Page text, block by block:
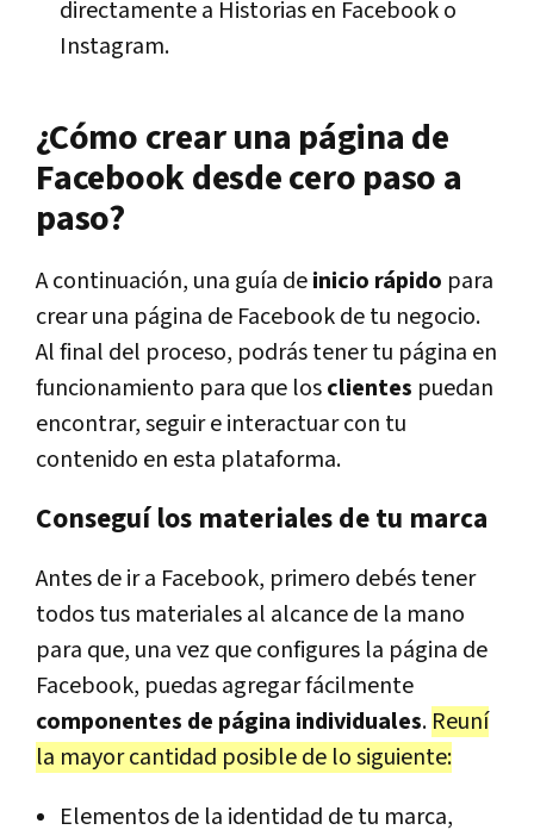
directamente a Historias en Facebook o
Instagram.
¿Cómo crear una página de
Facebook desde cero paso a
paso?
A continuación, una guía deinicio rápido para
crear una página de Facebook de tu negocio.
Al final del proceso, podrás tener tu página en
funcionamiento para que losclientes puedan
encontrar, seguir e interactuar con tu
contenido en esta plataforma.
Conseguí los materiales de tu marca
Antes de ir a Facebook, primero debés tener
todos tus materiales al alcance de la mano
para que, una vez que configures la página de
Facebook, puedas agregar fácilmente
componentes de página individuales. Reuní
la mayor cantidad posible de lo siguiente:
Elementos de la identidad de tu marca,